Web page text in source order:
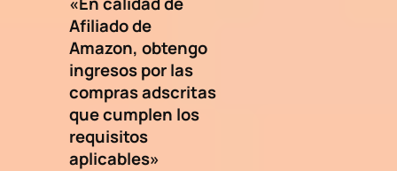
Afiliado de
Amazon, obtengo
ingresos por las
compras adscritas
que cumplen los
requisitos
aplicables»